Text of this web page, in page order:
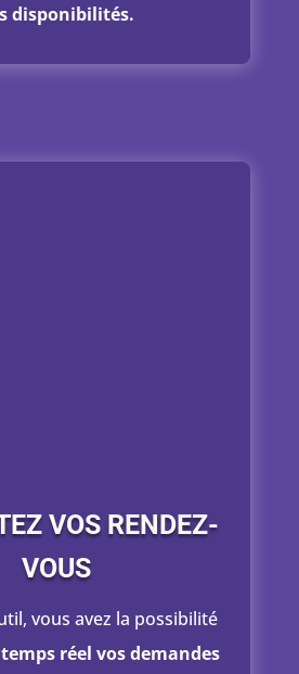
disponibilités.
VOS RENDEZ-
VOUS
vous avez la possibilité
réel vos demandes